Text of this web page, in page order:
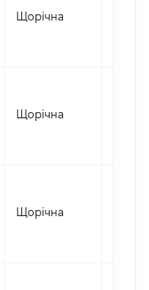
Щорічна
Щорічна
Щорічна